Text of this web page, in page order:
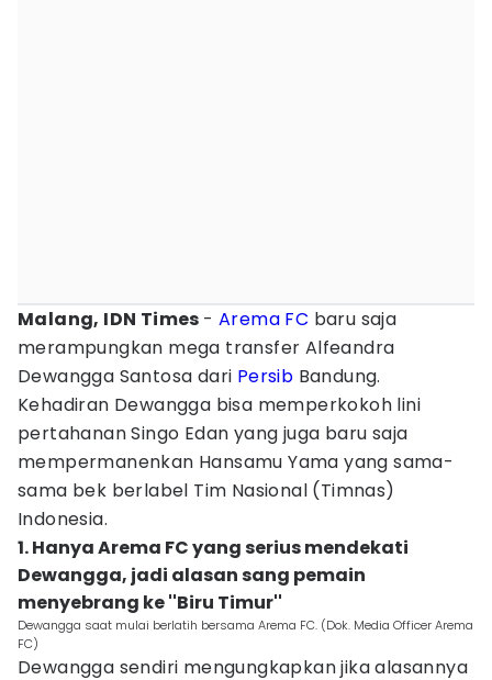
Malang, IDN Times -Arema FC baru saja
merampungkan mega transfer Alfeandra
Dewangga Santosa dari Persib Bandung.
Kehadiran Dewangga bisa memperkokoh lini
pertahanan Singo Edan yang juga baru saja
mempermanenkan Hansamu Yama yang sama-
sama bek berlabel Tim Nasional (Timnas)
Indonesia.
1. Hanya Arema FC yang serius mendekati
Dewangga, jadi alasan sang pemain
menyebrang ke ''Biru Timur''
Dewangga saat mulai berlatih bersama Arema FC. (Dok. Media Officer Arema
FC)
Dewangga sendiri mengungkapkan jika alasannya